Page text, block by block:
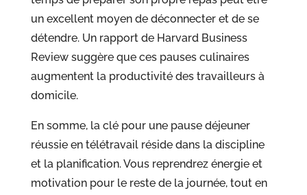
un excellent moyen de déconnecter et de se
détendre. Un rapport de Harvard Business
Review suggère que ces pauses culinaires
augmentent la productivité des travailleurs à
domicile.
En somme, la clé pour une pause déjeuner
réussie en télétravail réside dans la discipline
et la planification. Vous reprendrez énergie et
motivation pour le reste de la journée, tout en